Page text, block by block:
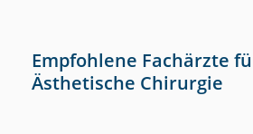
Empfohlene Fachärzte
Ästhetische Chirurgie